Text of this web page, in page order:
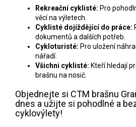
Rekreační cyklisté: Pro
věcí na výletech.
Cyklisté dojíždějící do práce:
dokumentů a dalších potřeb.
Cykloturisté: Pro uložení
nářadí.
Všichni cyklisté: Kteří hledají
brašnu na nosič.
Objednejte si CTM brašnu
dnes a užijte si pohodlné a
cyklovýlety!